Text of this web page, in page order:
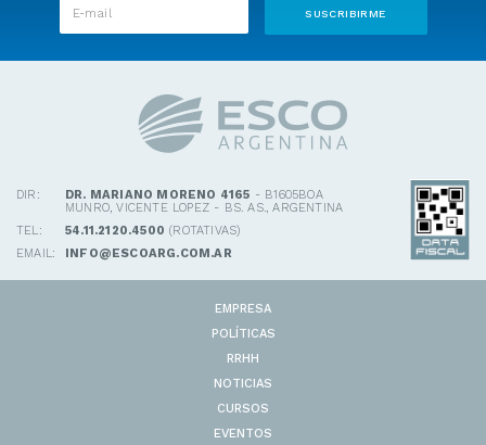
DIR: DR. MARIANO MORENO 4165 - B1605BOA
MUNRO, VICENTE LOPEZ - BS. AS., ARGENTINA
TEL:
54.11.2120.4500 (ROTATIVAS)
EMAIL:
INFO@ESCOARG.COM.AR
EMPRESA
POLÍTICAS
RRHH
NOTICIAS
CURSOS
EVENTOS